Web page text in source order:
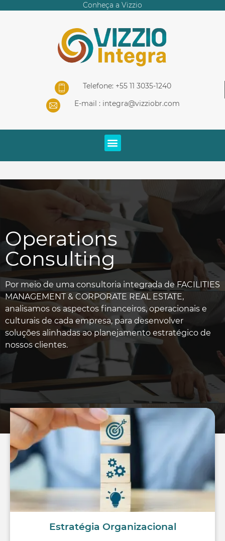
Conheça a Vizzio
Telefone: +55 11 3035-1240
E-mail : integra@vizziobr.com
Operations
Consulting
Por meio de uma consultoria integrada de FACILITIES
MANAGEMENT & CORPORATE REAL ESTATE,
analisamos os aspectos financeiros, operacionais e
culturais de cada empresa, para desenvolver
soluções alinhadas ao planejamento estratégico de
nossos clientes.
Estratégia Organizacional